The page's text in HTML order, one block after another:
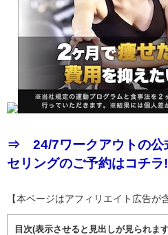
⇒ 24/7ワークアウトの公
セリングのご予約はコチラ
【本ページはアフィリエイト広告が
目次(表示させると見出しが見られま